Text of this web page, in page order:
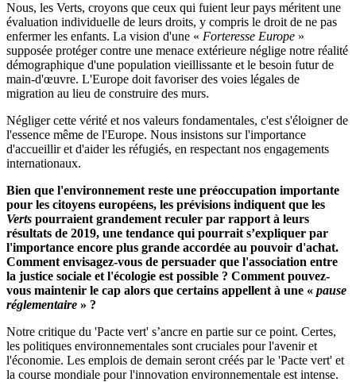
Nous, les Verts, croyons que ceux qui fuient leur pays méritent une
évaluation individuelle de leurs droits, y compris le droit de ne pas
enfermer les enfants. La vision d'une « Forteresse Europe »
supposée protéger contre une menace extérieure néglige notre réalité
démographique d'une population vieillissante et le besoin futur de
main-d'œuvre. L'Europe doit favoriser des voies légales de
migration au lieu de construire des murs.
Négliger cette vérité et nos valeurs fondamentales, c'est s'éloigner de
l'essence même de l'Europe. Nous insistons sur l'importance
d'accueillir et d'aider les réfugiés, en respectant nos engagements
internationaux.
Bien que l'environnement reste une préoccupation importante
pour les citoyens européens, les prévisions indiquent que les
Verts pourraient grandement reculer par rapport à leurs
résultats de 2019, une tendance qui pourrait s’expliquer par
l'importance encore plus grande accordée au pouvoir d'achat.
Comment envisagez-vous de persuader que l'association entre
la justice sociale et l'écologie est possible ? Comment pouvez-
vous maintenir le cap alors que certains appellent à une « pause
réglementaire » ?
Notre critique du 'Pacte vert' s’ancre en partie sur ce point. Certes,
les politiques environnementales sont cruciales pour l'avenir et
l'économie. Les emplois de demain seront créés par le 'Pacte vert' et
la course mondiale pour l'innovation environnementale est intense.